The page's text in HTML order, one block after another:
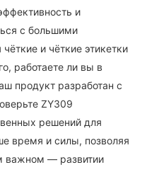
и
с большими
и чёткие этикетки
работаете ли вы в
продукт разработан с
ZY309
решений для
время и силы, позволяя
важном — развитии